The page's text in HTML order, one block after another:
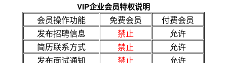
VIP企业会员特权说明
会员操作功能 免费会员
付费会员
发布招聘信息
禁止
允许
简历联系方式
禁止
允许
发布面试通知
禁止 允许